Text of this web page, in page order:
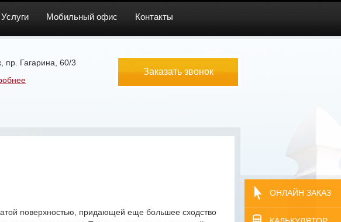
Услуги Мобильный офис Контакты
пр. Гагарина, 60/3
Заказать звонок
поверхностью, придающей еще большее сходство
ОНЛАЙН ЗАКАЗ